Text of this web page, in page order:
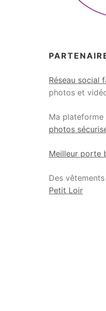
Réseau social
photos et
Ma
photos
Meilleur porte
Des
Petit Loir